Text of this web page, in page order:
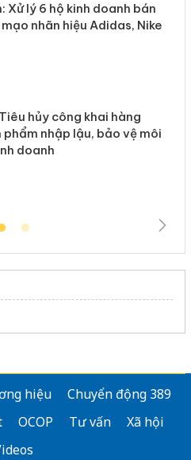
Xử lý 6 hộ kinh doanh bán
nhãn hiệu Adidas, Nike
hủy công khai hàng
phẩm nhập lậu, bảo vệ môi
doanh
hiệu
Chuyển động 389
OCOP Tư vấn
Xã hội